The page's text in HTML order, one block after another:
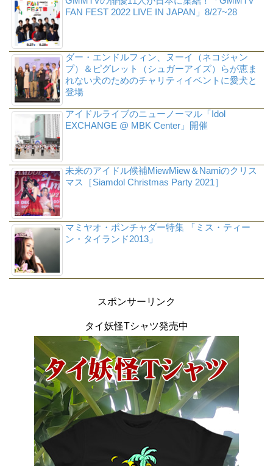
FAN FEST 2022 LIVE IN JAPAN」8/27~28
ダー・エンドルフィン、ヌーイ（ネコジャン
プ）＆ピグレット（シュガーアイズ）らが恵ま
れない犬のためのチャリティイベントに愛犬と
登場
アイドルライブのニューノーマル「Idol
EXCHANGE @ MBK Center」開催
未来のアイドル候補MiewMiew＆Namiのクリス
マス［Siamdol Christmas Party 2021］
マミヤオ・ポンチャダー特集 「ミス・ティー
ン・タイランド2013」
スポンサーリンク
タイ妖怪Tシャツ発売中